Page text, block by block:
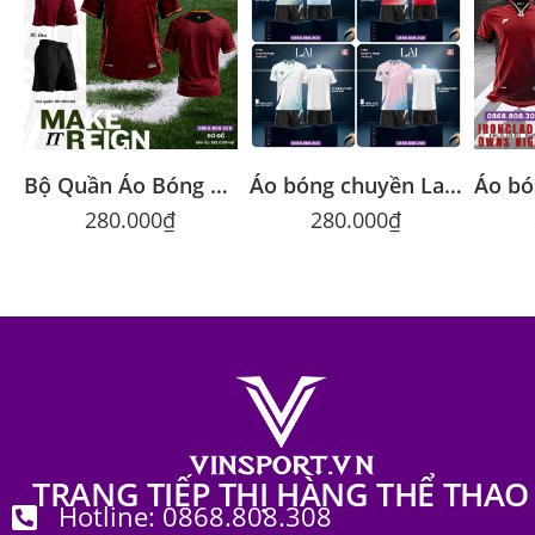
Bộ Quần Áo Bóng Đá Riki RETZ Chính Hãng Trung Cấp
280.000₫
Áo bóng chuyền Lai Riki chính hãng nhiều màu
280.000₫
TRANG TIẾP THỊ HÀNG THỂ THAO
Hotline: 0868.808.308